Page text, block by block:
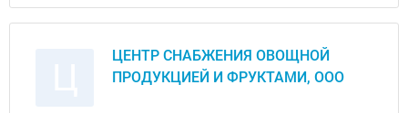
ЦЕНТР СНАБЖЕНИЯ ОВОЩНОЙ
ПРОДУКЦИЕЙ И ФРУКТАМИ, ООО